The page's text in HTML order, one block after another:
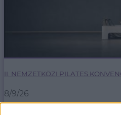
II. NEMZETKÖZI PILATES
8/9/26